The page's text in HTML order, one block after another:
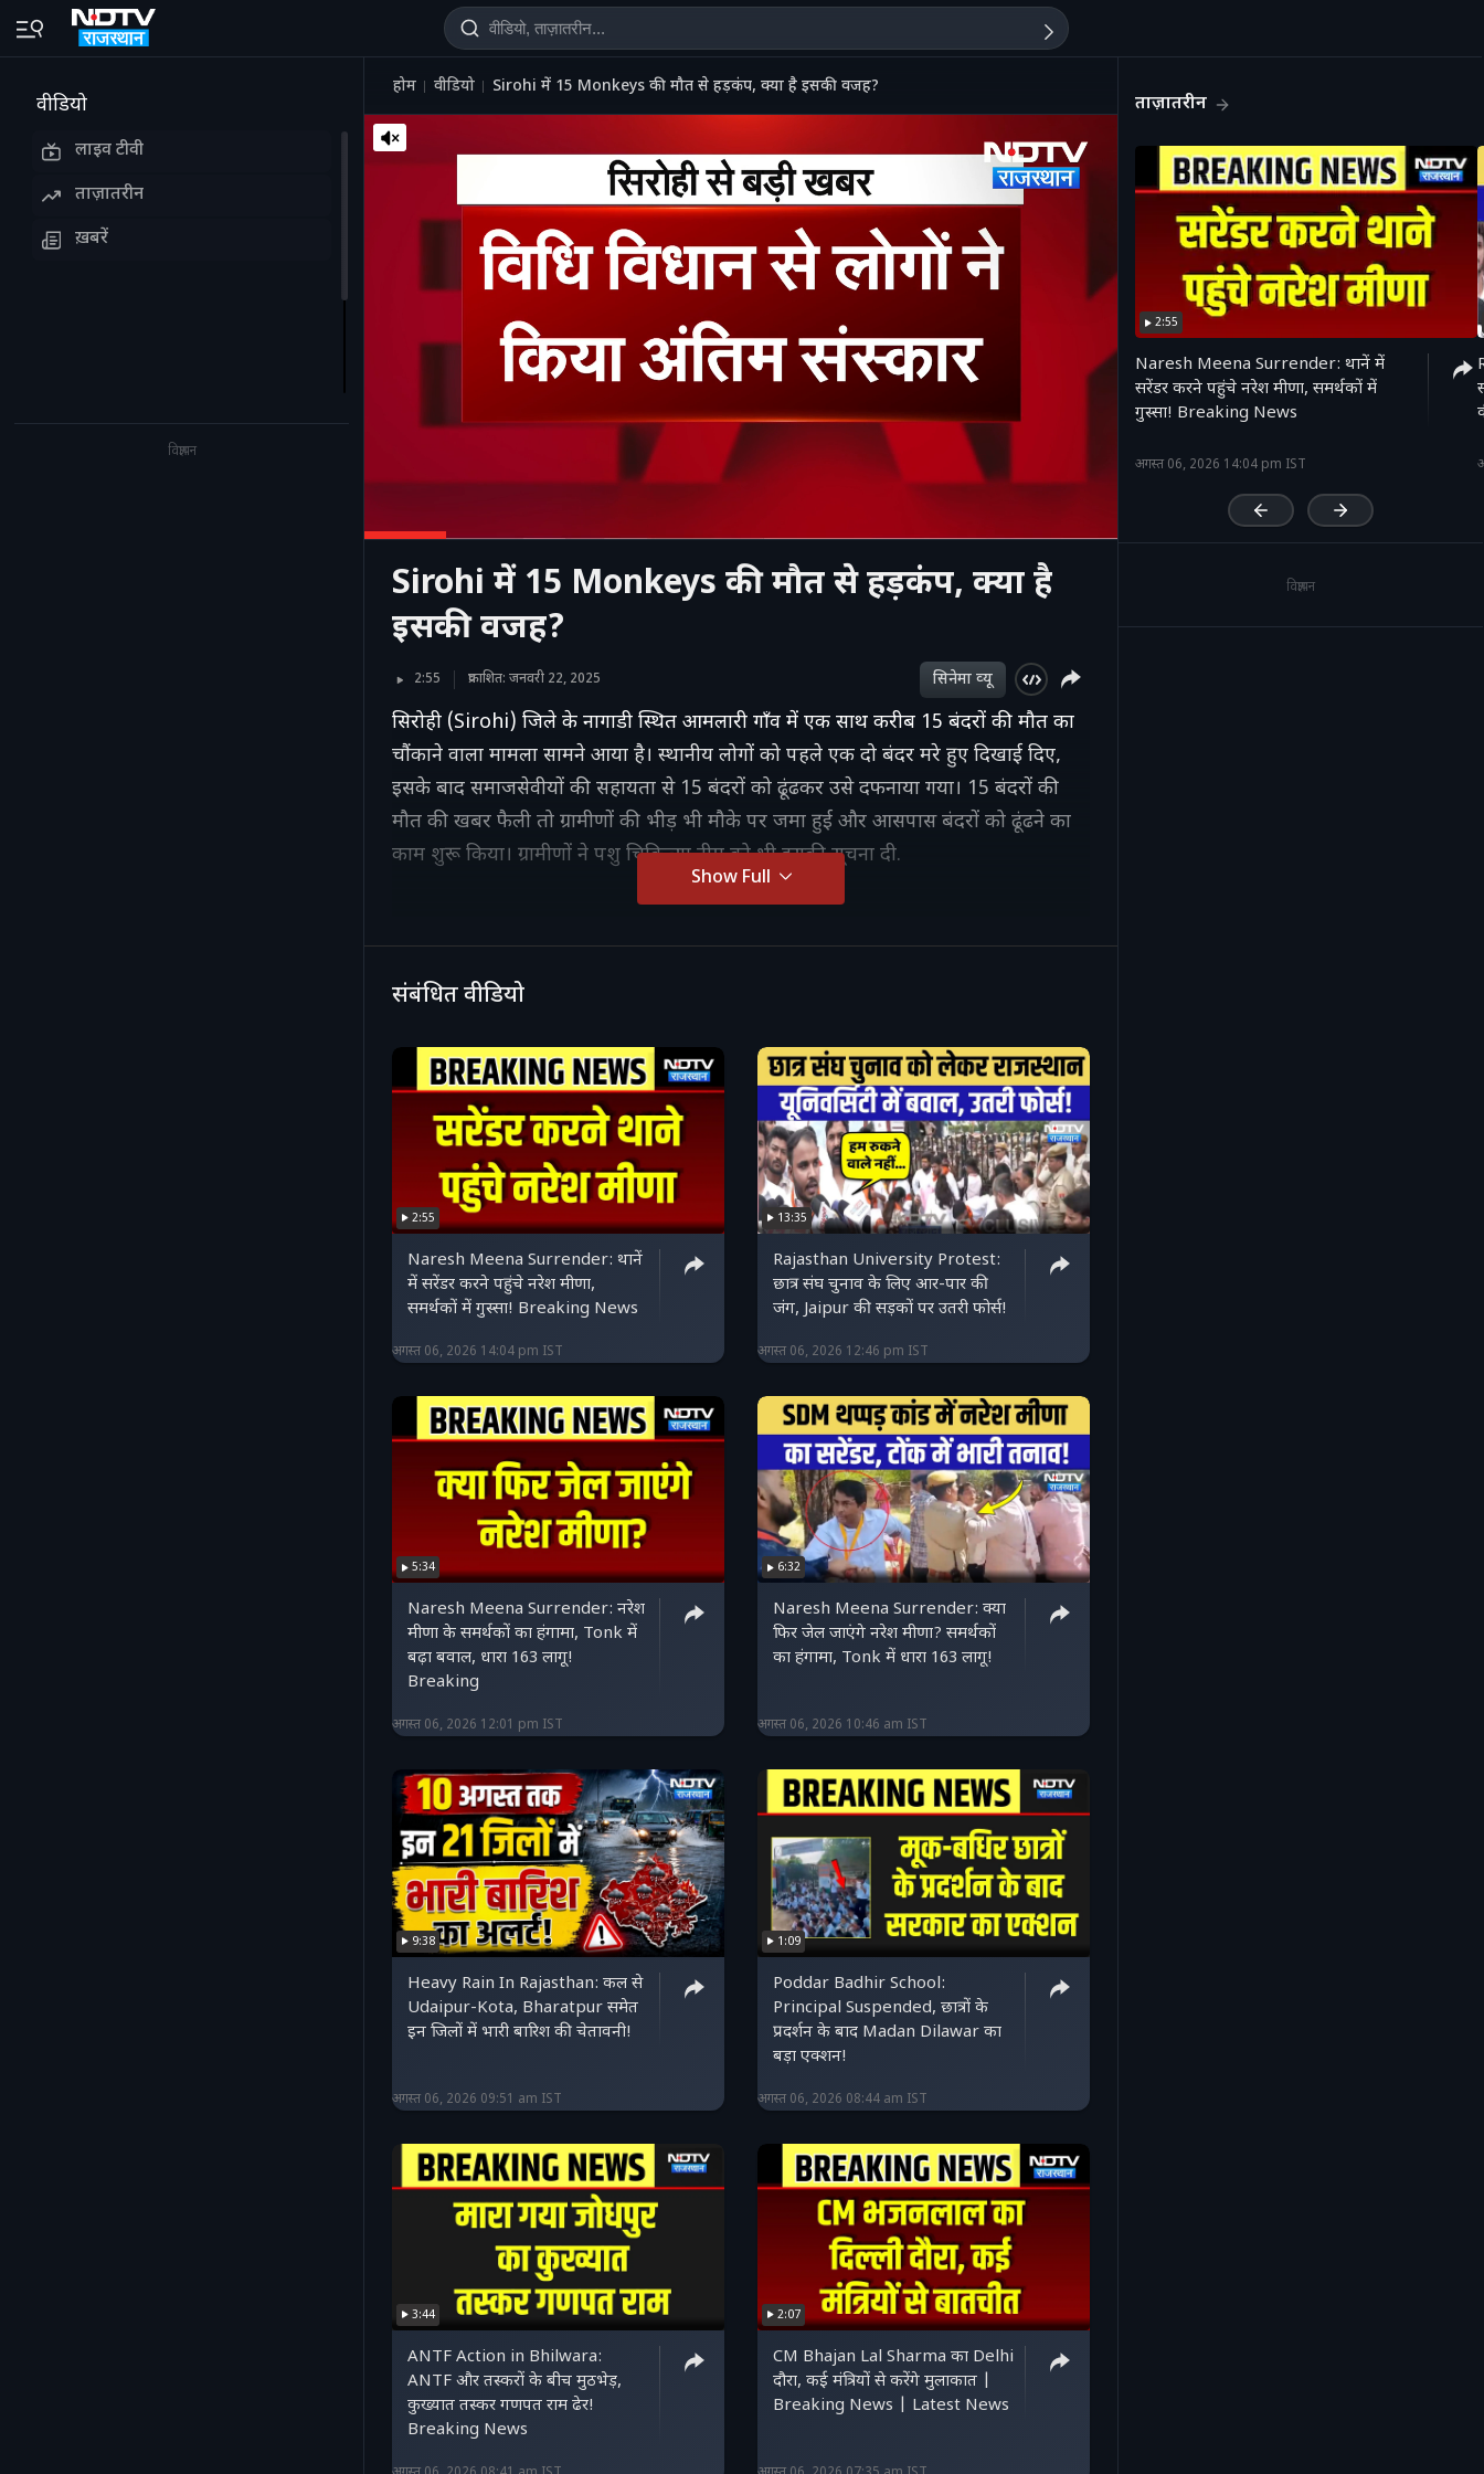
वीडियो
लाइव टीवी
ताज़ातरीन
ख़बरें
विज्ञापन
होम वीडियो Sirohi में 15 Monkeys की मौत से हड़कंप, क्या है इसकी वजह?
Sirohi में 15 Monkeys की मौत से हड़कंप, क्या है
इसकी वजह?
2:55 प्रकाशित: जनवरी 22, 2025 सिनेमा व्‍यू
सिरोही (Sirohi) जिले के नागाडी स्थित आमलारी गाँव में एक साथ करीब 15 बंदरों की मौत का
चौंकाने वाला मामला सामने आया है। स्थानीय लोगों को पहले एक दो बंदर मरे हुए दिखाई दिए,
इसके बाद समाजसेवीयों की सहायता से 15 बंदरों को ढूंढकर उसे दफनाया गया। 15 बंदरों की
मौत की खबर फैली तो ग्रामीणों की भीड़ भी मौके पर जमा हुई और आसपास बंदरों को ढूंढने का
काम शुरू किया। ग्रामीणों ने पशु चिकित्सा टीम को भी इसकी सूचना दी.
Show Full
संबंधित वीडियो
2:55
Naresh Meena Surrender: थानें
में सरेंडर करने पहुंचे नरेश मीणा,
समर्थकों में गुस्सा! Breaking News
अगस्त 06, 2026 14:04 pm IST
13:35
Rajasthan University Protest:
छात्र संघ चुनाव के लिए आर-पार की
जंग, Jaipur की सड़कों पर उतरी फोर्स!
अगस्त 06, 2026 12:46 pm IST
5:34
Naresh Meena Surrender: नरेश
मीणा के समर्थकों का हंगामा, Tonk में
बढ़ा बवाल, धारा 163 लागू!
Breaking
अगस्त 06, 2026 12:01 pm IST
6:32
Naresh Meena Surrender: क्या
फिर जेल जाएंगे नरेश मीणा? समर्थकों
का हंगामा, Tonk में धारा 163 लागू!
अगस्त 06, 2026 10:46 am IST
9:38
Heavy Rain In Rajasthan: कल से
Udaipur-Kota, Bharatpur समेत
इन जिलों में भारी बारिश की चेतावनी!
अगस्त 06, 2026 09:51 am IST
1:09
Poddar Badhir School:
Principal Suspended, छात्रों के
प्रदर्शन के बाद Madan Dilawar का
बड़ा एक्शन!
अगस्त 06, 2026 08:44 am IST
3:44
ANTF Action in Bhilwara:
ANTF और तस्करों के बीच मुठभेड़,
कुख्यात तस्कर गणपत राम ढेर!
Breaking News
2:07
CM Bhajan Lal Sharma का Delhi
दौरा, कई मंत्रियों से करेंगे मुलाकात |
Breaking News | Latest News
ताज़ातरीन
2:55
Naresh Meena Surrender: थानें में
सरेंडर करने पहुंचे नरेश मीणा, समर्थकों में
गुस्सा! Breaking News
अगस्त 06, 2026 14:04 pm IST
विज्ञापन